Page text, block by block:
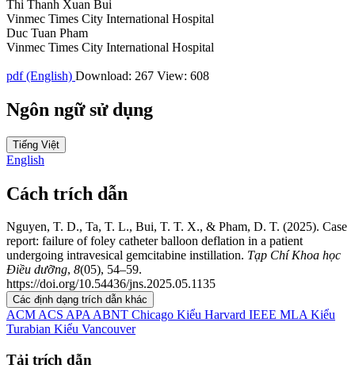
Thi Thanh Xuan Bui
Vinmec Times City International Hospital
Duc Tuan Pham
Vinmec Times City International Hospital
pdf (English) Download: 267 View: 608
Ngôn ngữ sử dụng
Tiếng Việt
English
Cách trích dẫn
Nguyen, T. D., Ta, T. L., Bui, T. T. X., & Pham, D. T. (2025). Case
report: failure of foley catheter balloon deflation in a patient
undergoing intravesical gemcitabine instillation. Tạp Chí Khoa học
Điều dưỡng, 8(05), 54–59.
https://doi.org/10.54436/jns.2025.05.1135
Các định dạng trích dẫn khác
ACMACS APAABNT Chicago Kiểu Harvard IEEE MLAKiểu
Turabian Kiểu Vancouver
Tải trích dẫn